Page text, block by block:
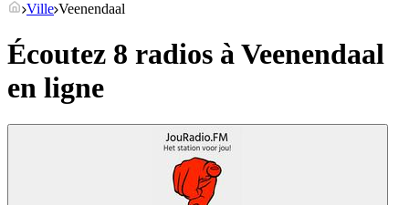
Ville Veenendaal
Écoutez 8 radios à Veenendaal
en ligne